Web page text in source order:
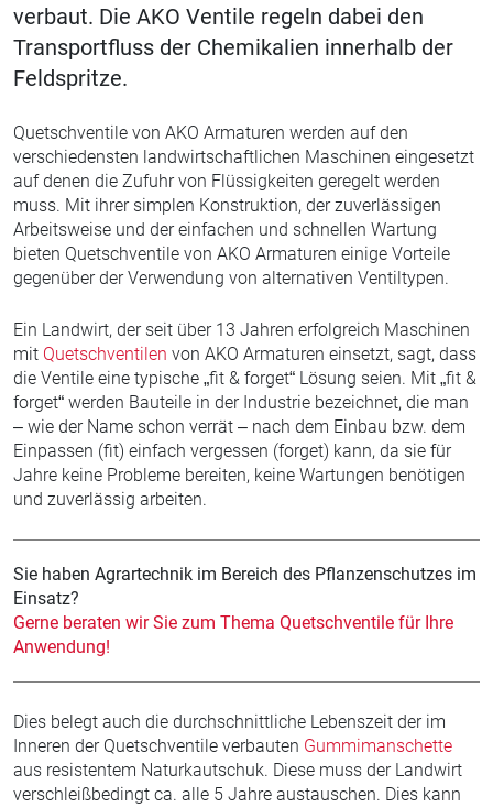
verbaut. Die AKO Ventile regeln dabei den
Transportfluss der Chemikalien innerhalb der
Feldspritze.
Quetschventile von AKO Armaturen werden auf den
verschiedensten landwirtschaftlichen Maschinen eingesetzt
auf denen die Zufuhr von Flüssigkeiten geregelt werden
muss. Mit ihrer simplen Konstruktion, der zuverlässigen
Arbeitsweise und der einfachen und schnellen Wartung
bieten Quetschventile von AKO Armaturen einige Vorteile
gegenüber der Verwendung von alternativen Ventiltypen.
Ein Landwirt, der seit über 13 Jahren erfolgreich Maschinen
mit Quetschventilen von AKO Armaturen einsetzt, sagt, dass
die Ventile eine typische „fit & forget“ Lösung seien. Mit „fit &
forget“ werden Bauteile in der Industrie bezeichnet, die man
– wie der Name schon verrät – nach dem Einbau bzw. dem
Einpassen (fit) einfach vergessen (forget) kann, da sie für
Jahre keine Probleme bereiten, keine Wartungen benötigen
und zuverlässig arbeiten.
Sie haben Agrartechnik im Bereich des Pflanzenschutzes im
Einsatz?
Gerne beraten wir Sie zum Thema Quetschventile für Ihre
Anwendung!
Dies belegt auch die durchschnittliche Lebenszeit der im
Inneren der Quetschventile verbauten Gummimanschette
aus resistentem Naturkautschuk. Diese muss der Landwirt
verschleißbedingt ca. alle 5 Jahre austauschen. Dies kann